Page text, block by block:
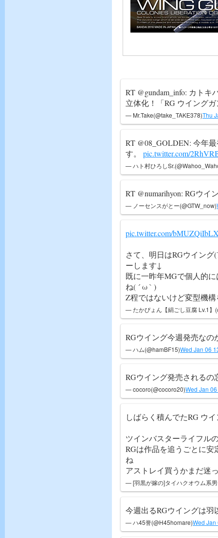
RT @gundam_info: カト
立体化！「RG ウイング
— Mr.Take(@take_TAKE378)Thu
RT @08_GOLDEN: 今年
す。 pic.twitter.com/
— ハト村ひろし
RT @numarihyon: RGウ
— ノーセンスがとー(@GTW_now)
pic.twitter.com/
さて、明日はRGウイン
ーします↓
既に一昨年MGで個人的
ね( ´ ω ` )
Z程ではないけど変型機
— たかぴょん【絹ごし豆腐 Lv.1】
RGウイング今週発売なの
— ハム(@hamBF15)Wed Jan 06
RGウイング発売されるの
— cocoro(@cocoro20)Wed Jan
しばらく積んでたRG ウ
ツインバスターライフル
RGは作品を追うごとに
ね
アストレイ買うかまだ迷
— [羽黒が嫁の]タイハクオウム系
今週出るRGウイングは
— ハ45誉(@H45homare)Wed Jan